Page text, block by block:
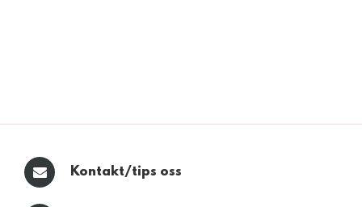
Kontakt/tips oss